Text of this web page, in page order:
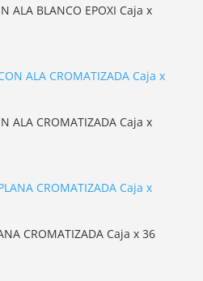
ALA BLANCO EPOXI Caja x
ALA CROMATIZADA Caja x
CROMATIZADA Caja x 36